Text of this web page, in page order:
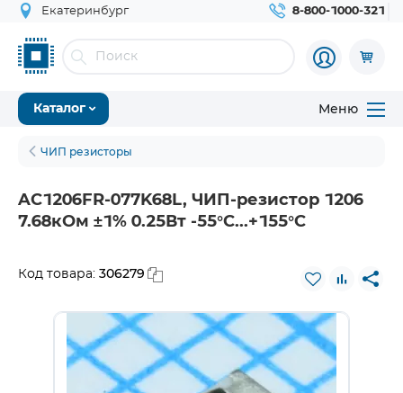
Екатеринбург 8-800-1000-321
Каталог Меню
ЧИП резисторы
AC1206FR-077K68L, ЧИП-резистор 1206
7.68кОм ±1% 0.25Вт -55°С...+155°С
Код товара: 306279